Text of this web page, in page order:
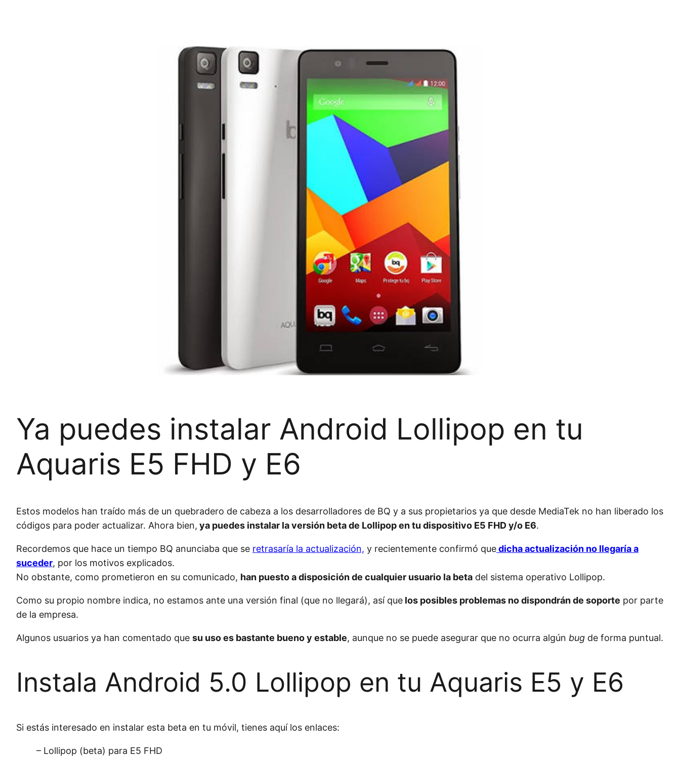
Ya puedes instalar Android Lollipop en tu
Aquaris E5 FHD y E6
Estos modelos han traído más de un quebradero de cabeza a los desarrolladores de BQ y a sus propietarios ya que desde MediaTek no han liberado los
códigos para poder actualizar. Ahora bien, ya puedes instalar la versión beta de Lollipop en tu dispositivo E5 FHD y/o E6.
Recordemos que hace un tiempo BQ anunciaba que se retrasaría la actualización, y recientemente confirmó quedicha actualización no llegaría a
suceder, por los motivos explicados.
No obstante, como prometieron en su comunicado, han puesto a disposición de cualquier usuario la beta del sistema operativo Lollipop.
Como su propio nombre indica, no estamos ante una versión final (que no llegará), así que los posibles problemas no dispondrán de soporte por parte
de la empresa.
Algunos usuarios ya han comentado que su uso es bastante bueno y estable, aunque no se puede asegurar que no ocurra algún bug de forma puntual.
Instala Android 5.0 Lollipop en tu Aquaris E5 y E6
Si estás interesado en instalar esta beta en tu móvil, tienes aquí los enlaces:
– Lollipop (beta) para E5 FHD